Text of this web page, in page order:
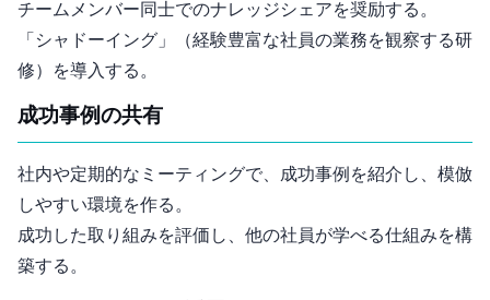
チームメンバー同士でのナレッジシェアを奨励する。
「シャドーイング」（経験豊富な社員の業務を観察する研
修）を導入する。
3. 成功事例の共有
社内SNSや定期的なミーティングで、成功事例を紹介し、模倣
しやすい環境を作る。
成功した取り組みを評価し、他の社員が学べる仕組みを構
築する。